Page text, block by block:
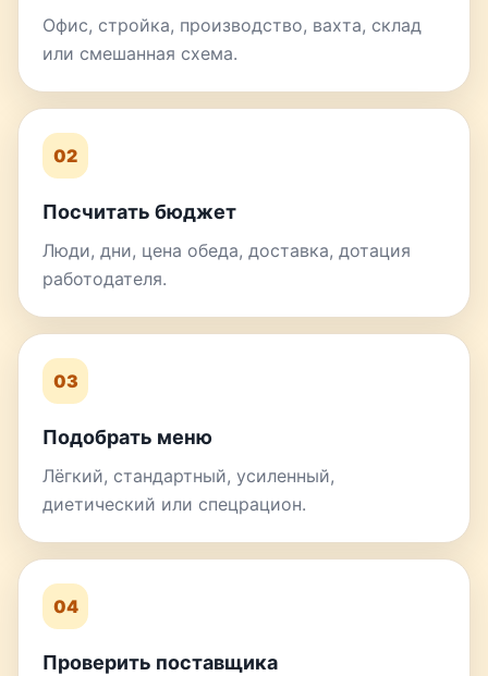
Офис, стройка, производство, вахта, склад
или смешанная схема.
02
Посчитать бюджет
Люди, дни, цена обеда, доставка, дотация
работодателя.
03
Подобрать меню
Лёгкий, стандартный, усиленный,
диетический или спецрацион.
04
Проверить поставщика